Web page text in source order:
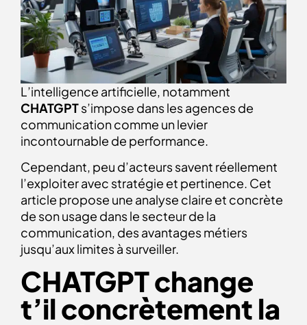
L’intelligence artificielle, notamment
CHATGPTs’impose dans les agences de
communication comme un levier
incontournable de performance.
Cependant, peu d’acteurs savent réellement
l’exploiter avec stratégie et pertinence. Cet
article propose une analyse claire et concrète
de son usage dans le secteur de la
communication, des avantages métiers
jusqu’aux limites à surveiller.
CHATGPT change
t’il concrètement la